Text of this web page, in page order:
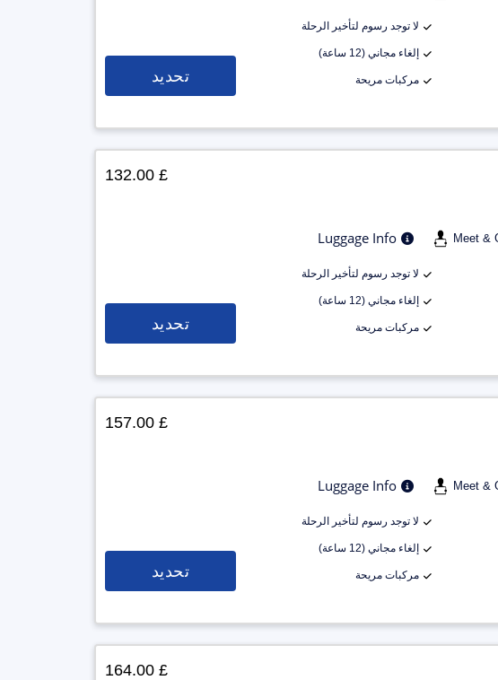
لا توجد رسوم لتأخير الرحلة
إلغاء مجاني (12 ساعة)
مركبات مريحة تحديد
Meet &
Luggage Info
لا توجد رسوم لتأخير الرحلة
إلغاء مجاني (12 ساعة)
مركبات مريحة
£ 132.00
تحديد
Meet &
Luggage Info
لا توجد رسوم لتأخير الرحلة
إلغاء مجاني (12 ساعة)
مركبات مريحة
£ 157.00
تحديد
£ 164.00